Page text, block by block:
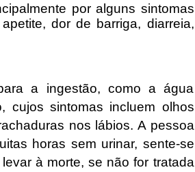
por alguns sintomas
dor de barriga, diarreia,
a ingestão, como a água
cujos sintomas incluem olhos
nos lábios. A pessoa
horas sem urinar, sente-se
à morte, se não for tratada